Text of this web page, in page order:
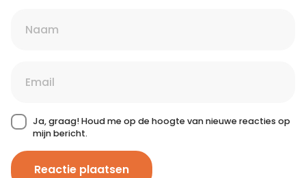
Ja, graag! Houd me op de hoogte van nieuwe reacties op
mijn bericht.
Reactie plaatsen